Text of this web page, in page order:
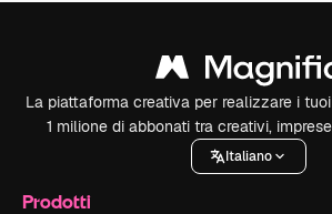
La piattaforma creativa per realizzare i
1 milione di abbonati tra creativi,
Italiano
Prodotti